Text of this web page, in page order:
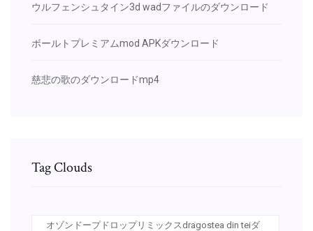
ウルフェンシュタイン3d wadファイルのダウンロード
ボールトプレミアムmod APKダウンロード
慈悲の歌のダウンロードmp4
Tag Clouds
オゾンドープドロップリミックスdragostea din teiダ